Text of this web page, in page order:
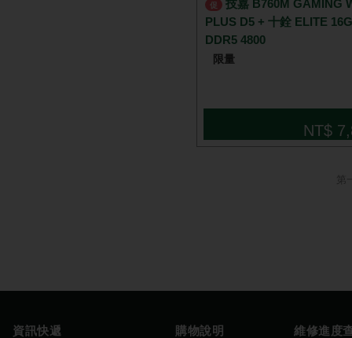
促
PLUS D5 + 十銓 ELITE 16G
DDR5 4800
限量
NT$
資訊快遞 購物說明 維修進度